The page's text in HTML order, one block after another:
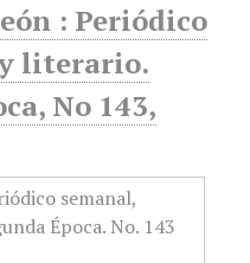
: Periódico
literario.
No 143,